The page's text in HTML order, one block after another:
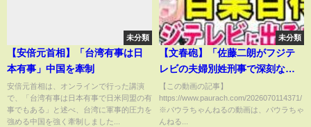
未分類
【安倍元首相】「台湾有事は日
本有事」中国を牽制
安倍元首相は、オンラインで行った講演
で、「台湾有事は日本有事で日米同盟の有
事でもある」と述べ、台湾に軍事的圧力を
強める中国を強く牽制しました...
未分類
【文春砲】「佐藤二朗がフジテ
レビの夫婦別姓刑事で深刻なハ
ラスメント！」→佐藤二朗「こ
んなドラマ出なけりゃよかっ
た…」と嘆いてしまう・・・
【この動画の記事】
https://www.paurach.com/2026070114371/
※パウラちゃんねるの動画は、パウラちゃ
んねる...